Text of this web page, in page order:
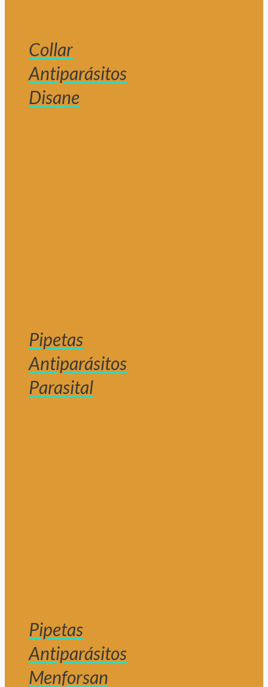
Collar
Antiparásitos
Disane
Pipetas
Antiparásitos
Parasital
Pipetas
Antiparásitos
Menforsan